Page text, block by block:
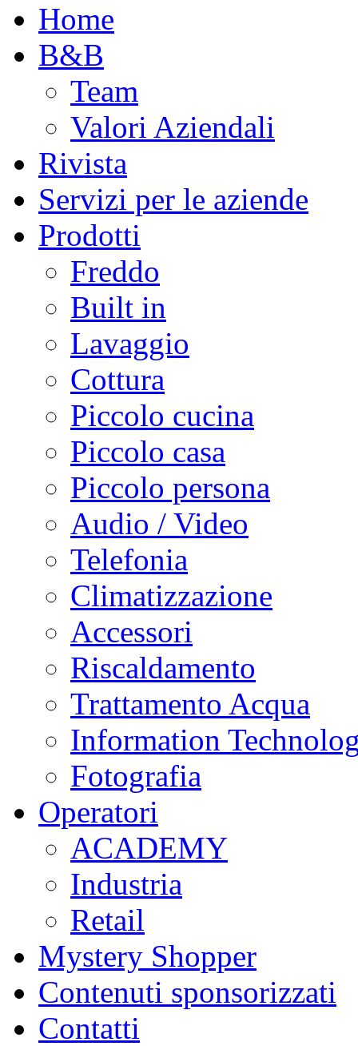
Home
B&B
Team
Valori Aziendali
Rivista
Servizi per le aziende
Prodotti
Freddo
Built in
Lavaggio
Cottura
Piccolo cucina
Piccolo casa
Piccolo persona
Audio / Video
Telefonia
Climatizzazione
Accessori
Riscaldamento
Trattamento Acqua
Information
Fotografia
Operatori
ACADEMY
Industria
Retail
Mystery Shopper
Contenuti sponsorizzati
Contatti